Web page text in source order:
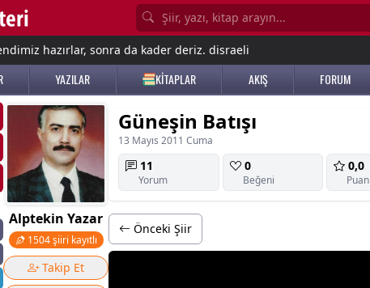
hazırlar, sonra da kader deriz. disraeli
YAZILAR KİTAPLAR AKIŞ FORUM
Alptekin Yazar
1504 şiiri kayıtlı
Takip Et
Güneşin Batışı
13 Mayıs 2011 Cuma
11
Yorum
0
Beğeni
0,0
Puan
Önceki Şiir